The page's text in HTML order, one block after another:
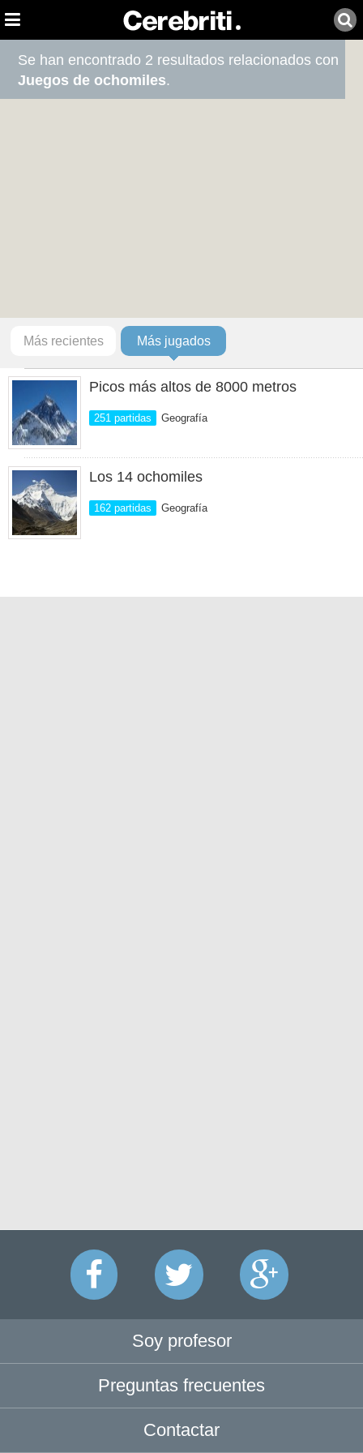
Se han encontrado 2 resultados relacionados con
Juegos de ochomiles.
Más recientes Más jugados
Picos más altos de 8000 metros
251 partidas Geografía
Los 14 ochomiles
162 partidas Geografía
Soy profesor
Preguntas frecuentes
Contactar